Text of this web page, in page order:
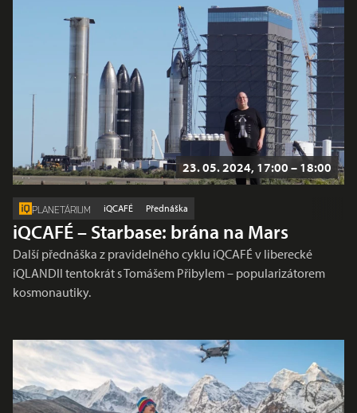
23. 05. 2024, 17:00 – 18:00
PLANETÁRIUM iQCAFÉ Přednáška
iQCAFÉ – Starbase: brána na Mars
Další přednáška z pravidelného cyklu iQCAFÉ v liberecké
iQLANDII tentokrát s Tomášem Přibylem – popularizátorem
kosmonautiky.